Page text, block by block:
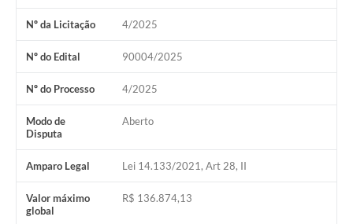
Nº da Licitação 4/2025
Nº do Edital 90004/2025
Nº do Processo 4/2025
Modo de
Disputa
Aberto
Amparo Legal Lei 14.133/2021, Art 28, II
Valor máximo
global
R$ 136.874,13